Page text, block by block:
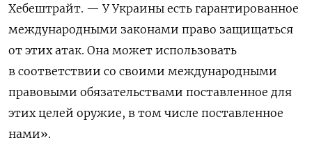
Хебештрайт. — У Украины есть гарантированное
международными законами право защищаться
от этих атак. Она может использовать
в соответствии со своими международными
правовыми обязательствами поставленное для
этих целей оружие, в том числе поставленное
нами».